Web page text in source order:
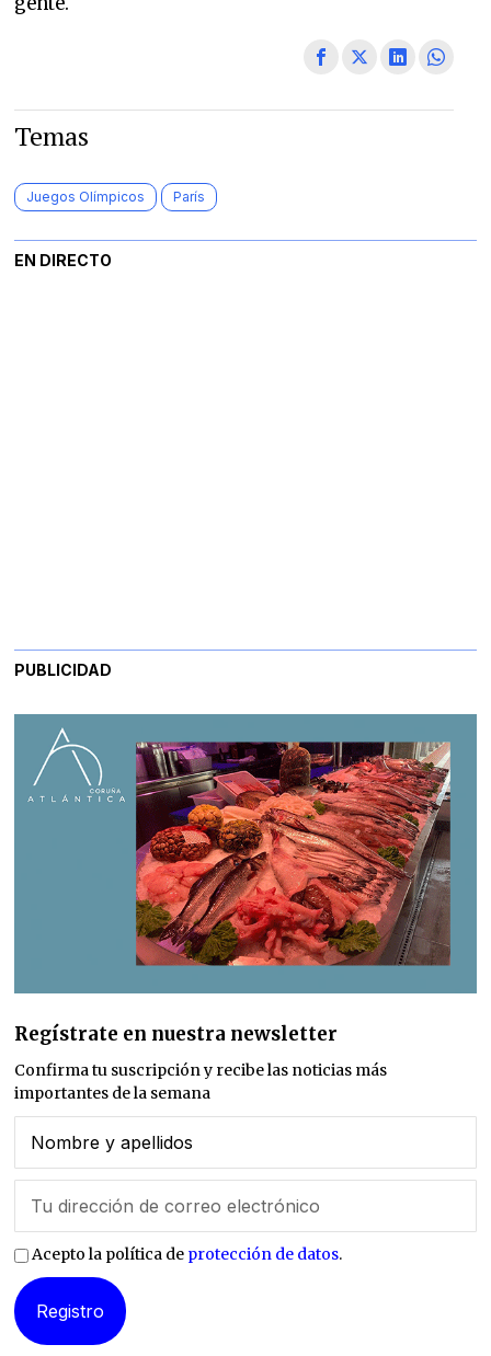
Temas
Juegos Olímpicos París
EN DIRECTO
PUBLICIDAD
Regístrate en nuestra newsletter
Confirma tu suscripción y recibe las noticias más
importantes de la semana
Acepto la política de protección de datos.